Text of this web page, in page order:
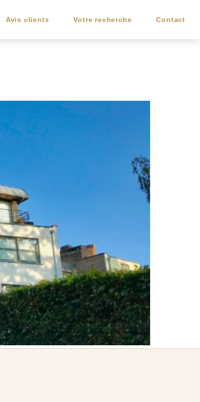
Avis clients Votre recherche Contact